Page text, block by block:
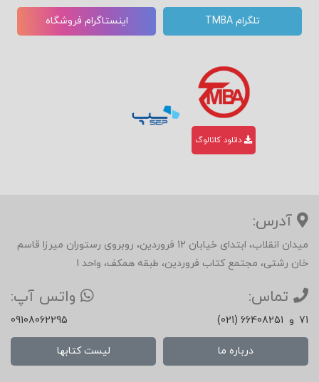
تلگرام TMBA اینستاگرام فروشگاه
دانلود کاتالوگ
آدرس:
میدان انقلاب، ابتدای خیابان 12 فروردین، روبروی رستوران میرزا قاسم
خان رشتی، مجتمع کتاب فروردین، طبقه همکف، واحد 1
تماس:
(021) 66408251 و 71
واتس آپ:
09108062295
درباره ما لیست کتابها